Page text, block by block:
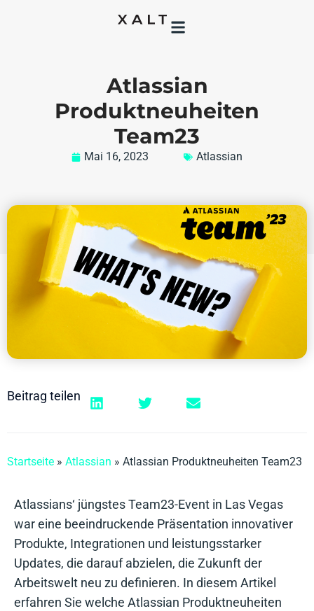
Atlassian
Produktneuheiten
Team23
Mai 16, 2023 Atlassian
Beitrag teilen
Startseite » Atlassian » Atlassian Produktneuheiten Team23
Atlassians‘ jüngstes Team23-Event in Las Vegas
war eine beeindruckende Präsentation innovativer
Produkte, Integrationen und leistungsstarker
Updates, die darauf abzielen, die Zukunft der
Arbeitswelt neu zu definieren. In diesem Artikel
erfahren Sie welche Atlassian Produktneuheiten